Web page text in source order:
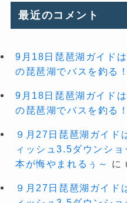
最近のコメント
9月18日琵琶湖ガイド
の琵琶湖でバスを釣る！
9月18日琵琶湖ガイド
の琵琶湖でバスを釣る！
９月27日琵琶湖ガイド
ィッシュ3.5ダウンシ
本が悔やまれるぅ～
に
９月27日琵琶湖ガイド